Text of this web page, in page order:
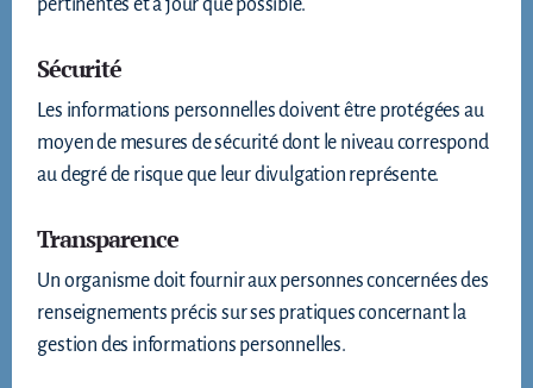
pertinentes et à jour que possible.
Sécurité
Les informations personnelles doivent être protégées au
moyen de mesures de sécurité dont le niveau correspond
au degré de risque que leur divulgation représente.
Transparence
Un organisme doit fournir aux personnes concernées des
renseignements précis sur ses pratiques concernant la
gestion des informations personnelles.